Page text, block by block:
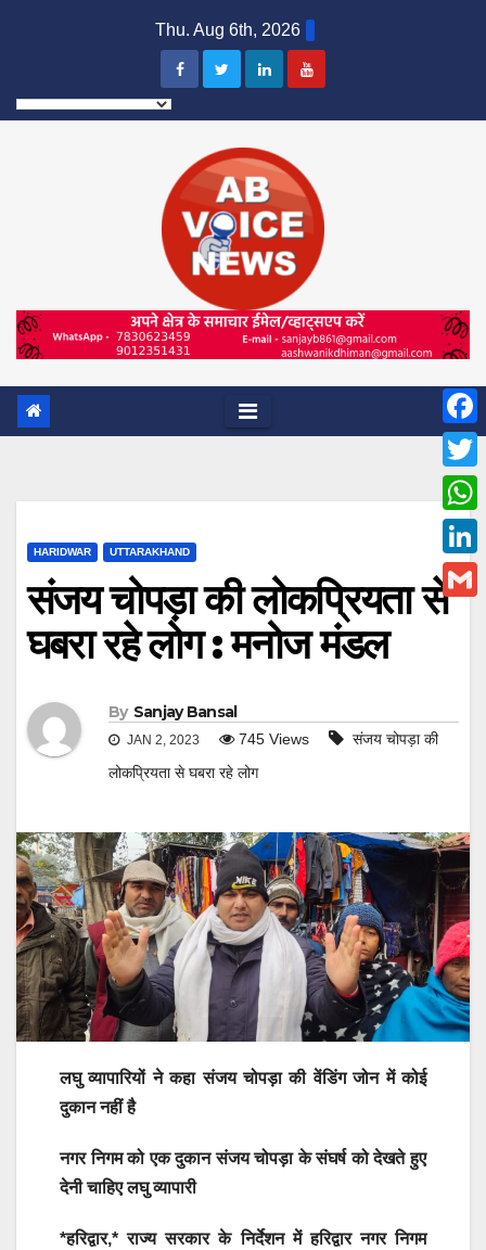
Thu. Aug 6th, 2026
HARIDWAR UTTARAKHAND
संजय चोपड़ा की लोकप्रियता से
घबरा रहे लोग : मनोज मंडल
By Sanjay Bansal
JAN 2, 2023 745 Views
संजय चोपड़ा की
लोकप्रियता से घबरा रहे लोग
लघु व्यापारियों ने कहा संजय चोपड़ा की वेंडिंग जोन में कोई
दुकान नहीं है
नगर निगम को एक दुकान संजय चोपड़ा के संघर्ष को देखते हुए
देनी चाहिए लघु व्यापारी
*हरिद्वार,* राज्य सरकार के निर्देशन में हरिद्वार नगर निगम
F
a
c
e
b
o
T
w
i
W
h
a
L
iG
i